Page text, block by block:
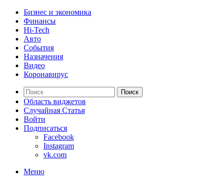
Бизнес и экономика
Финансы
Hi-Tech
Авто
События
Назначения
Видео
Коронавирус
Поиск
Область виджетов
Случайная Статья
Войти
Подписаться
Facebook
Instagram
vk.com
Меню